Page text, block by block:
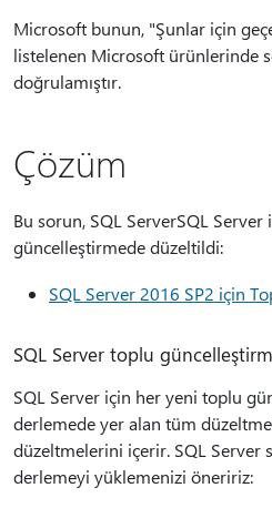
Microsoft bunun, "Şunlar için
listelenen Microsoft ürünlerinde
doğrulamıştır.
Çözüm
Bu sorun, SQL ServerSQL Server
güncelleştirmede düzeltildi:
SQL Server 2016 SP2 için
SQL Server toplu
SQL Server için her yeni toplu
derlemede yer alan tüm
düzeltmelerini içerir. SQL Server
derlemeyi yüklemenizi öneririz: